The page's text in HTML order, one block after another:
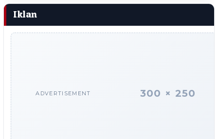
Iklan
ADVERTISEMENT 300 × 250